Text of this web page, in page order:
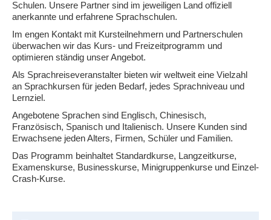
Schulen. Unsere Partner sind im jeweiligen Land offiziell
anerkannte und erfahrene Sprachschulen.
Im engen Kontakt mit Kursteilnehmern und Partnerschulen
überwachen wir das Kurs- und Freizeitprogramm und
optimieren ständig unser Angebot.
Als Sprachreiseveranstalter bieten wir weltweit eine Vielzahl
an Sprachkursen für jeden Bedarf, jedes Sprachniveau und
Lernziel.
Angebotene Sprachen sind Englisch, Chinesisch,
Französisch, Spanisch und Italienisch. Unsere Kunden sind
Erwachsene jeden Alters, Firmen, Schüler und Familien.
Das Programm beinhaltet Standardkurse, Langzeitkurse,
Examenskurse, Businesskurse, Minigruppenkurse und Einzel-
Crash-Kurse.